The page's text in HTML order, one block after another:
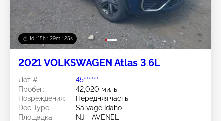
1d : 15h : 29m : 22s
2021 VOLKSWAGEN Atlas 3.6L
Лот #:
45******
Пробег:
42,020 миль
Повреждения:
Передняя часть
Doc Type:
Salvage Idaho
Площадка:
NJ - AVENEL